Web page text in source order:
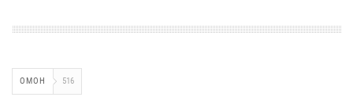
ОМОН 516